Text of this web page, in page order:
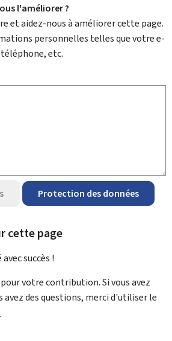
l'améliorer ?
et aidez-nous à améliorer cette page.
personnelles telles que votre e-
etc.
Protection des données
cette page
avecsuccès !
votre contribution. Si vous avez
avez des questions, merci d'utiliser le